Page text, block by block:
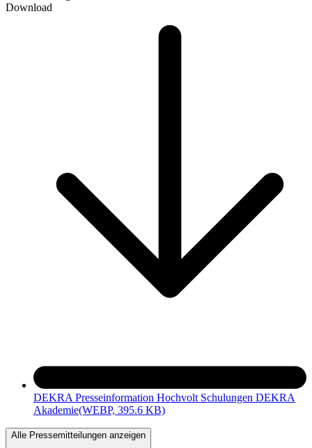
Download
DEKRA Presseinformation Hochvolt Schulungen DEKRA
Akademie(WEBP, 395.6 KB)
Alle Pressemitteilungen anzeigen